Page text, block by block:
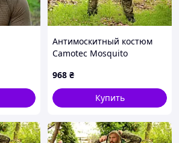
Антимоскитный костюм
Camotec Mosquito
968 ₴
Купить